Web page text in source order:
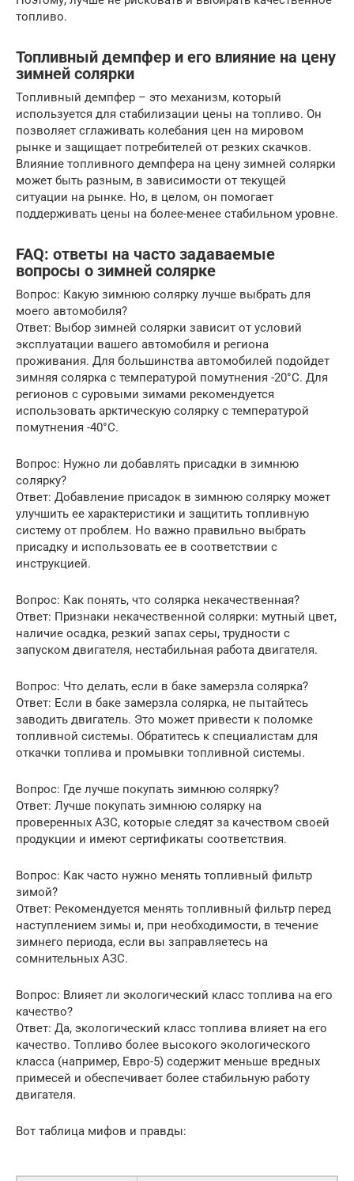
топливо.
Топливный демпфер и его влияние на цену
зимней солярки
Топливный демпфер – это механизм, который
используется для стабилизации цены на топливо. Он
позволяет сглаживать колебания цен на мировом
рынке и защищает потребителей от резких скачков.
Влияние топливного демпфера на цену зимней солярки
может быть разным, в зависимости от текущей
ситуации на рынке. Но, в целом, он помогает
поддерживать цены на более-менее стабильном уровне.
FAQ: ответы на часто задаваемые
вопросы о зимней солярке
Вопрос: Какую зимнюю солярку лучше выбрать для
моего автомобиля?
Ответ: Выбор зимней солярки зависит от условий
эксплуатации вашего автомобиля и региона
проживания. Для большинства автомобилей подойдет
зимняя солярка с температурой помутнения -20°C. Для
регионов с суровыми зимами рекомендуется
использовать арктическую солярку с температурой
помутнения -40°C.
Вопрос: Нужно ли добавлять присадки в зимнюю
солярку?
Ответ: Добавление присадок в зимнюю солярку может
улучшить ее характеристики и защитить топливную
систему от проблем. Но важно правильно выбрать
присадку и использовать ее в соответствии с
инструкцией.
Вопрос: Как понять, что солярка некачественная?
Ответ: Признаки некачественной солярки: мутный цвет,
наличие осадка, резкий запах серы, трудности с
запуском двигателя, нестабильная работа двигателя.
Вопрос: Что делать, если в баке замерзла солярка?
Ответ: Если в баке замерзла солярка, не пытайтесь
заводить двигатель. Это может привести к поломке
топливной системы. Обратитесь к специалистам для
откачки топлива и промывки топливной системы.
Вопрос: Где лучше покупать зимнюю солярку?
Ответ: Лучше покупать зимнюю солярку на
проверенных АЗС, которые следят за качеством своей
продукции и имеют сертификаты соответствия.
Вопрос: Как часто нужно менять топливный фильтр
зимой?
Ответ: Рекомендуется менять топливный фильтр перед
наступлением зимы и, при необходимости, в течение
зимнего периода, если вы заправляетесь на
сомнительных АЗС.
Вопрос: Влияет ли экологический класс топлива на его
качество?
Ответ: Да, экологический класс топлива влияет на его
качество. Топливо более высокого экологического
класса (например, Евро-5) содержит меньше вредных
примесей и обеспечивает более стабильную работу
двигателя.
Вот таблица мифов и правды: